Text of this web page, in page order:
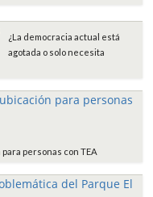
¿La democracia actual está
agotada o solo necesita
personas con TEA